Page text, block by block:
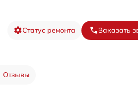
Статус ремонта Заказать
Отзывы